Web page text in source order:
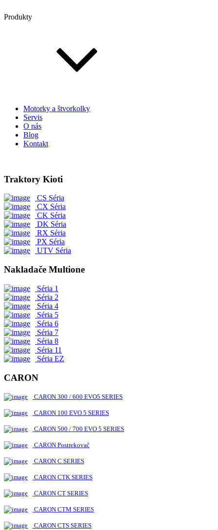
Produkty
Motorky a štvorkolky
Servis
O nás
Blog
Kontakt
Traktory Kioti
CS Séria
CX Séria
CK Séria
DK Séria
RX Séria
PX Séria
UTV Séria
Nakladače Multione
Séria 1
Séria 2
Séria 4
Séria 5
Séria 6
Séria 7
Séria 8
Séria 11
Séria EZ
CARON
CARON 300 / 600 EVO5 SERIES
CARON 100 EVO 5 SERIES
CARON 500 / 700 EVO 5 SERIES
CARON Postrekovač
CARON C SERIES
CARON CTK SERIES
CARON CT SERIES
CARON CTM SERIES
CARON CTS SERIES